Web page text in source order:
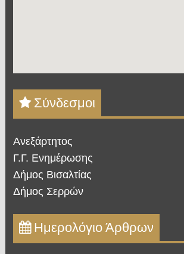
Σύνδεσμοι
Ανεξάρτητος
Γ.Γ. Ενημέρωσης
Δήμος Βισαλτίας
Δήμος Σερρών
Ημερολόγιο Άρθρων